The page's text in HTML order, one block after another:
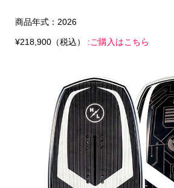
商品年式：2026
¥218,900（税込） :ご購入はこちら